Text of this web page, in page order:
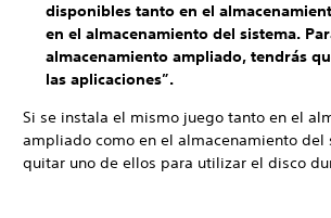
disponibles tanto en el
en el almacenamiento del sistema.
almacenamiento ampliado, tendrás
las aplicaciones”.
Si se instala el mismo juego tanto en el
ampliado como en el almacenamiento del
quitar uno de ellos para utilizar el disco